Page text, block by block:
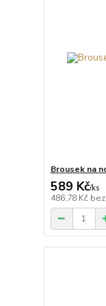
Brousek na
589 Kč/ks
486,78 Kč